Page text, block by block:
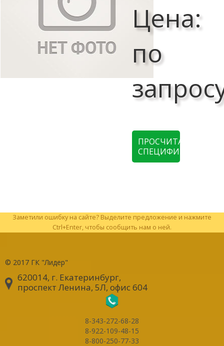
Цена:
по
ПРОСЧИТАТЬ
СПЕЦИФИКАЦИЮ
Заметили ошибку на сайте? Выделите предложение и нажмите
Ctrl+Enter, чтобы сообщить нам о ней.
© 2017 ГК "Лидер"
620014, г. Екатеринбург,
проспект Ленина, 5Л, офис 604
8-343-272-68-28
8-922-109-48-15
8-800-250-77-33